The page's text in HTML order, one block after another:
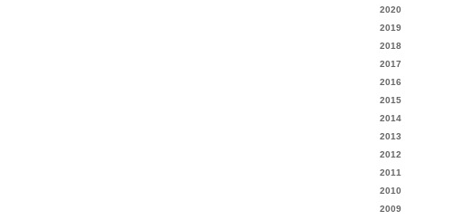
2020
2019
2018
2017
2016
2015
2014
2013
2012
2011
2010
2009